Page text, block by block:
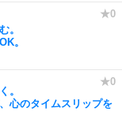
。
。
。
心のタイムスリップを